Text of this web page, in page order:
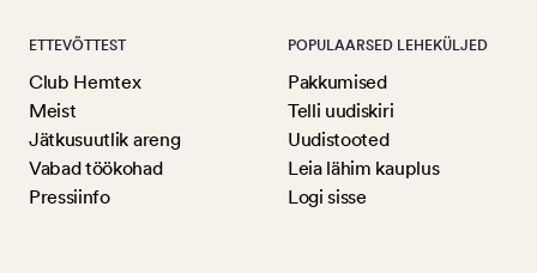
ETTEVÕTTEST
Club Hemtex
Meist
Jätkusuutlik areng
Vabad töökohad
Pressiinfo
POPULAARSED LEHEKÜLJED
Pakkumised
Telli uudiskiri
Uudistooted
Leia lähim kauplus
Logi sisse